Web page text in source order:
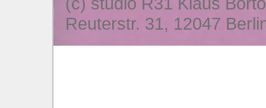
Reuterstr. 31, 12047